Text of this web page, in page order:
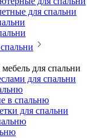
для спальни
для спальни
для спальни
в спальню
для спальни